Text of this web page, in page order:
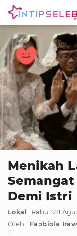
Menikah
Demi Istri
Lokal
Rabu, 28
Oleh
:
Fabbiola